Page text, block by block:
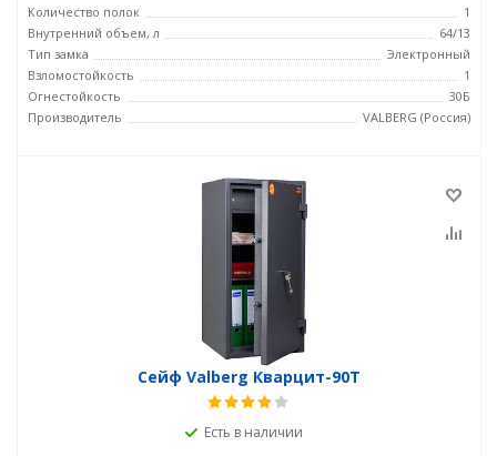
Количество полок
1
Внутренний объем, л
64/13
Тип замка
Электронный
Взломостойкость
1
Огнестойкость
30Б
Производитель
VALBERG (Россия)
Сейф Valberg Кварцит-90Т
Есть в наличии